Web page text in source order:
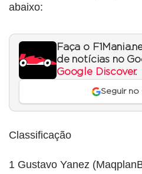
abaixo:
Faça o
de notícias no
Google Discover.
Seguir no
Classificação
1 Gustavo Yanez